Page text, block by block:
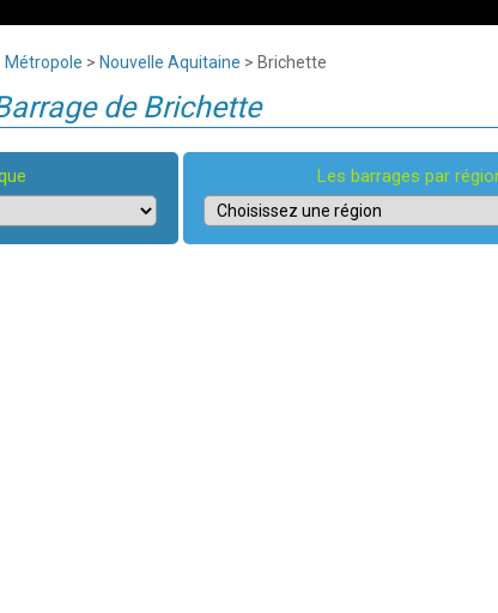
Métropole > Nouvelle Aquitaine > Brichette
de Brichette
Les barrages par